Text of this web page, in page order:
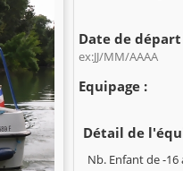
Date de départ
ex:JJ/MM/AAAA
Equipage :
Détail de
Nb. Enfant de -16